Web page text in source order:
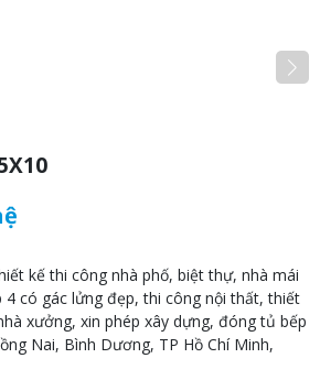
kế thi công nhà phố, biệt thự, nhà mái
4 có gác lửng đẹp, thi công nội thất, thiết
xưởng, xin phép xây dựng, đóng tủ bếp
Nai, Bình Dương, TP Hồ Chí Minh,